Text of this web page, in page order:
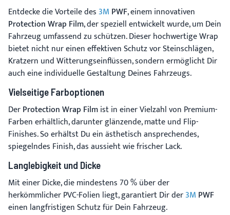
Entdecke die Vorteile des3M PWF, einem innovativen
Protection Wrap Film, der speziell entwickelt wurde, um Dein
Fahrzeug umfassend zu schützen. Dieser hochwertige Wrap
bietet nicht nur einen effektiven Schutz vor Steinschlägen,
Kratzern und Witterungseinflüssen, sondern ermöglicht Dir
auch eine individuelle Gestaltung Deines Fahrzeugs.
Vielseitige Farboptionen
DerProtection Wrap Filmist in einer Vielzahl von Premium-
Farben erhältlich, darunter glänzende, matte und Flip-
Finishes. So erhältst Du ein ästhetisch ansprechendes,
spiegelndes Finish, das aussieht wie frischer Lack.
Langlebigkeit und Dicke
Mit einer Dicke, die mindestens 70 % über der
herkömmlicher PVC-Folien liegt, garantiert Dir der3M PWF
einen langfristigen Schutz für Dein Fahrzeug.